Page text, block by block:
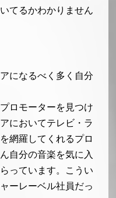
てるかわかりません
になるべく多く自分
ロモーターを見つけ
においてテレビ・ラ
網羅してくれるプロ
自分の音楽を気に入
っています。こうい
ーレーベル社員だっ